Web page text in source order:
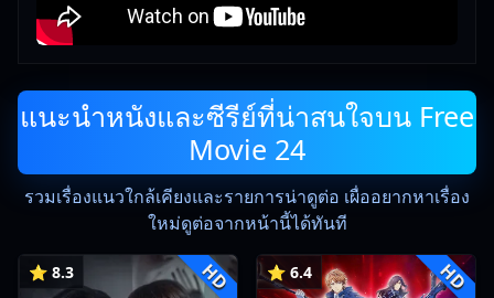
แนะนำหนังและซีรีย์ที่น่าสนใจบน Free
Movie 24
รวมเรื่องแนวใกล้เคียงและรายการน่าดูต่อ เผื่ออยากหาเรื่อง
ใหม่ดูต่อจากหน้านี้ได้ทันที
⭐ 8.3 HD ⭐ 6.4 HD